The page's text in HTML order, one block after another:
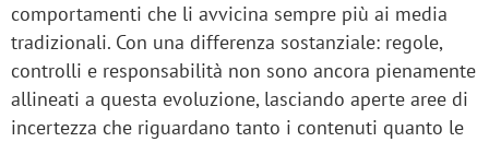
comportamenti che li avvicina sempre più ai media
tradizionali. Con una differenza sostanziale: regole,
controlli e responsabilità non sono ancora pienamente
allineati a questa evoluzione, lasciando aperte aree di
incertezza che riguardano tanto i contenuti quanto le